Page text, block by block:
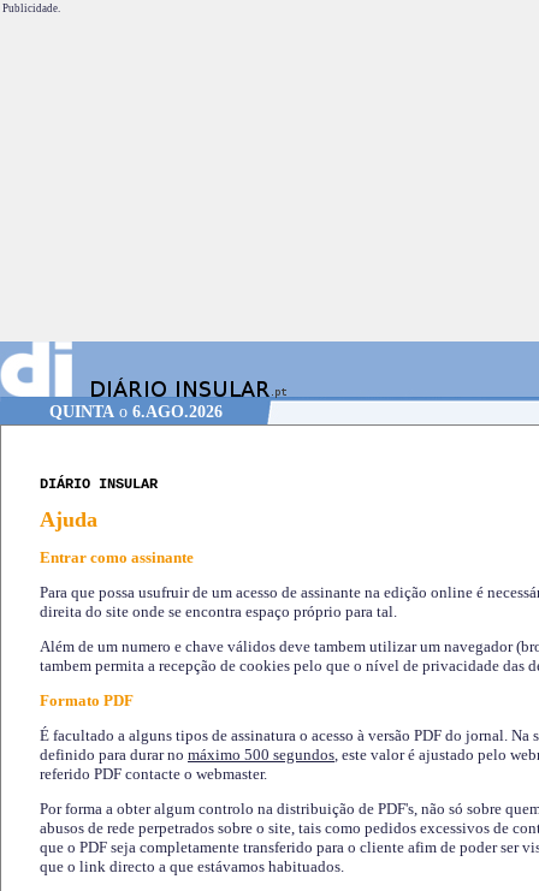
Publicidade.
QUINTAo 6.AGO.2026
DIÁRIO INSULAR
Ajuda
Entrar como assinante
Para que possa usufruir de um acesso de assinante na edição online é
direita do site onde se encontra espaço próprio para tal.
Além de um numero e chave válidos deve tambem utilizar um navegador
tambem permita a recepção de cookies pelo que o nível de privacidade das
Formato PDF
É facultado a alguns tipos de assinatura o acesso à versão PDF do jornal. Na
definido para durar no máximo 500 segundos, este valor é ajustado pelo
referido PDF contacte o webmaster.
Por forma a obter algum controlo na distribuição de PDF's, não só sobre
abusos de rede perpetrados sobre o site, tais como pedidos excessivos de
que o PDF seja completamente transferido para o cliente afim de poder ser
que o link directo a que estávamos habituados.